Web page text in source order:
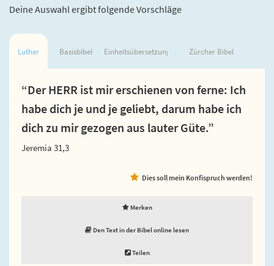
Deine Auswahl ergibt folgende Vorschläge
Luther Basisbibel Einheitsübersetzung Zürcher Bibel
“Der HERR ist mir erschienen von ferne: Ich
habe dich je und je geliebt, darum habe ich
dich zu mir gezogen aus lauter Güte.”
Jeremia 31,3
Dies soll mein Konfispruch werden!
Merken
Den Text in der Bibel online lesen
Teilen